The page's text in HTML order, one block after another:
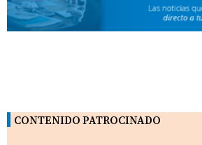
CONTENIDO PATROCINADO